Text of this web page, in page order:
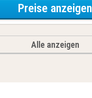
Preise anzeigen
Alle anzeigen